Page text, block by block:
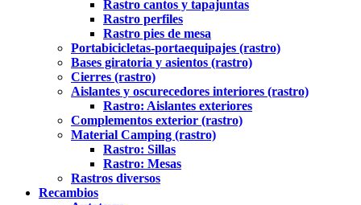
Rastro cantos y tapajuntas
Rastro perfiles
Rastro pies de mesa
Portabicicletas-portaequipajes (rastro)
Bases giratoria y asientos (rastro)
Cierres (rastro)
Aislantes y oscurecedores interiores (rastro)
Rastro: Aislantes exteriores
Complementos exterior (rastro)
Material Camping (rastro)
Rastro: Sillas
Rastro: Mesas
Rastros diversos
Recambios